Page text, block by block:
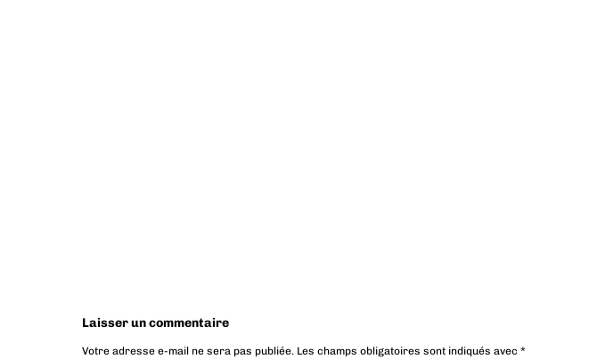
Laisser un commentaire
Votre adresse e-mail ne sera pas publiée. Les champs obligatoires sont indiqués avec *